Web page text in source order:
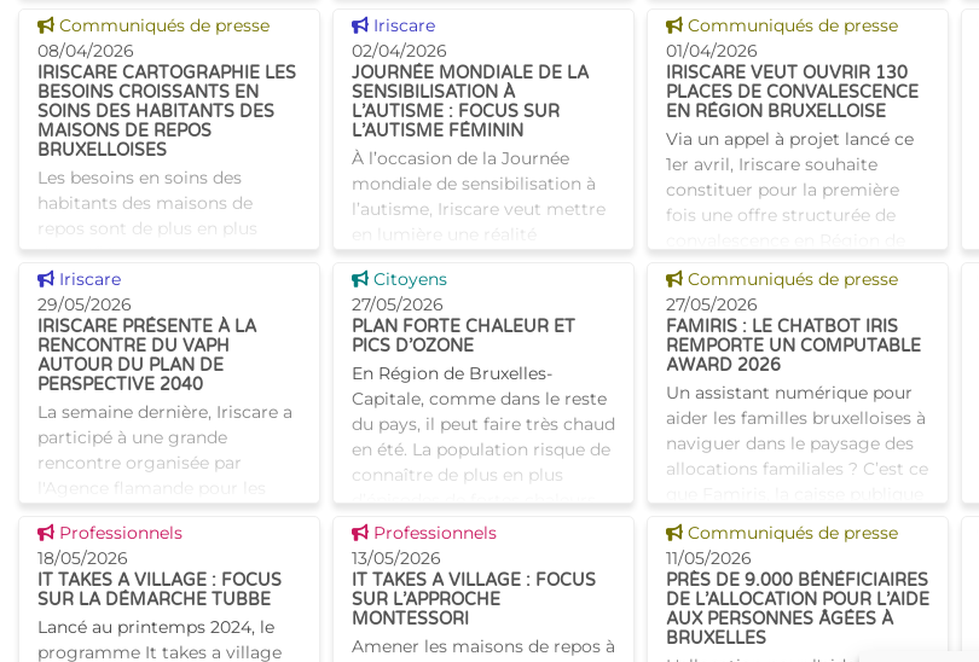
un enfant ou une famille a
besoin d’un s
l’UCLouvain.Cette rencontre a
permis de présenter aux
repos et de soins et centres de
soins de jour bruxello
Voir cette news
Communiqués de presse
08/04/2026
IRISCARE CARTOGRAPHIE LES
BESOINS CROISSANTS EN
SOINS DES HABITANTS DES
MAISONS DE REPOS
BRUXELLOISES
Les besoins en soins des
habitants des maisons de
repos sont de plus en plus
diversifiés et complexes. Pour
mieux comprendre cette
évolution et adapter la
politique en conséquence,
Iriscare a men�
Voir cette news
Iriscare
02/04/2026
JOURNÉE MONDIALE DE LA
SENSIBILISATION À
L’AUTISME : FOCUS SUR
L’AUTISME FÉMININ
À l’occasion de la Journée
mondiale de sensibilisation à
l’autisme, Iriscare veut mettre
l’ombre : l’autisme féminin. En
Belgique, environ
Voir cette news
Communiqués de presse
01/04/2026
IRISCARE VEUT OUVRIR 130
PLACES DE CONVALESCENCE
EN RÉGION BRUXELLOISE
Via un appel à projet lancé ce
1er avril, Iriscare souhaite
constituer pour la première
fois une offre structurée de
Bruxelles-Capitale. L'objectif :
ouvrir 130 lits p
Voir cette news
Iriscare
29/05/2026
IRISCARE PRÉSENTE À LA
RENCONTRE DU VAPH
AUTOUR DU PLAN DE
PERSPECTIVE 2040
La semaine dernière, Iriscare a
participé à une grande
rencontre organisée par
l'Agence flamande pour les
). Elle se déroulait à Expo Gand,
et était consacrée à
Voir cette news
Citoyens
27/05/2026
PLAN FORTE CHALEUR ET
PICS D’OZONE
En Région de Bruxelles-
Capitale, comme dans le reste
du pays, il peut faire très chaud
en été. La population risque de
connaître de plus en plus
d’épisodes de fortes chaleurs
accompagnés de
Voir cette news
Communiqués de presse
27/05/2026
FAMIRIS : LE CHATBOT IRIS
REMPORTE UN COMPUTABLE
AWARD 2026
Un assistant numérique pour
aider les familles bruxelloises à
naviguer dans le paysage des
allocations familiales ? C’est ce
d’allocations familiales
bruxelloise
Voir cette news
Professionnels
18/05/2026
IT TAKES A VILLAGE : FOCUS
SUR LA DÉMARCHE TUBBE
Lancé au printemps 2024, le
programme It takes a village
Voir cette news
Professionnels
13/05/2026
IT TAKES A VILLAGE : FOCUS
SUR L’APPROCHE
MONTESSORI
Amener les maisons de repos à
Voir cette news
Communiqués de presse
11/05/2026
PRÈS DE 9.000 BÉNÉFICIAIRES
DE L’ALLOCATION POUR L’AIDE
AUX PERSONNES ÂGÉES À
BRUXELLES